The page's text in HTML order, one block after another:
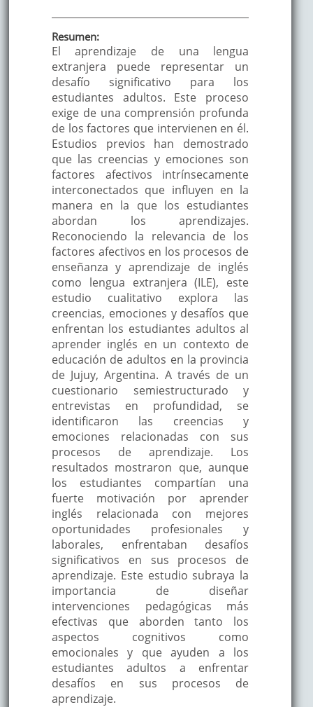
Resumen:
El aprendizaje de una lengua
extranjera puede representar un
desafío significativo para los
estudiantes adultos. Este proceso
exige de una comprensión profunda
de los factores que intervienen en él.
Estudios previos han demostrado
que las creencias y emociones son
factores afectivos intrínsecamente
interconectados que influyen en la
manera en la que los estudiantes
abordan los aprendizajes.
Reconociendo la relevancia de los
factores afectivos en los procesos de
enseñanza y aprendizaje de inglés
como lengua extranjera (ILE), este
estudio cualitativo explora las
creencias, emociones y desafíos que
enfrentan los estudiantes adultos al
aprender inglés en un contexto de
educación de adultos en la provincia
de Jujuy, Argentina. A través de un
cuestionario semiestructurado y
entrevistas en profundidad, se
identificaron las creencias y
emociones relacionadas con sus
procesos de aprendizaje. Los
resultados mostraron que, aunque
los estudiantes compartían una
fuerte motivación por aprender
inglés relacionada con mejores
oportunidades profesionales y
laborales, enfrentaban desafíos
significativos en sus procesos de
aprendizaje. Este estudio subraya la
importancia de diseñar
intervenciones pedagógicas más
efectivas que aborden tanto los
aspectos cognitivos como
emocionales y que ayuden a los
estudiantes adultos a enfrentar
desafíos en sus procesos de
aprendizaje.